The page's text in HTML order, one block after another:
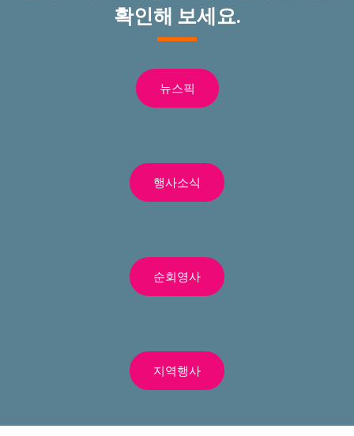
확인해 보세요.
뉴스픽
행사소식
순회영사
지역행사